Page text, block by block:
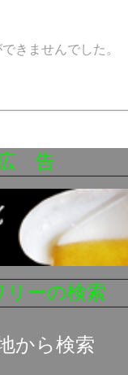
きませんでした。